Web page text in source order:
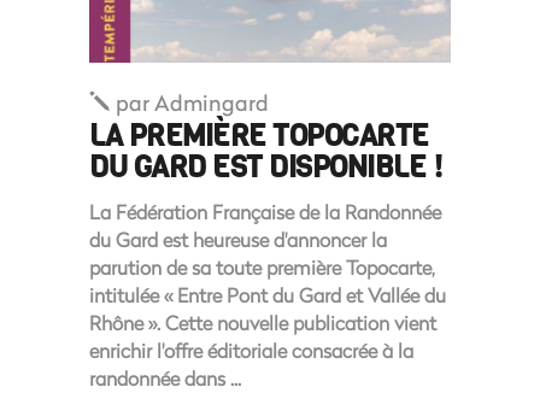
par Admingard
LA PREMIÈRE TOPOCARTE
DU GARD EST DISPONIBLE !
La Fédération Française de la Randonnée
du Gard est heureuse d'annoncer la
parution de sa toute première Topocarte,
intitulée « Entre Pont du Gard et Vallée du
Rhône ». Cette nouvelle publication vient
enrichir l'offre éditoriale consacrée à la
randonnée dans